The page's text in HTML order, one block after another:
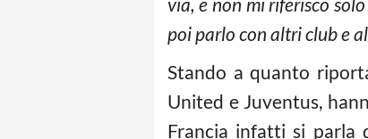
poi parlo con altri club e
Stando a quanto
United e Juventus,
Francia infatti si parla